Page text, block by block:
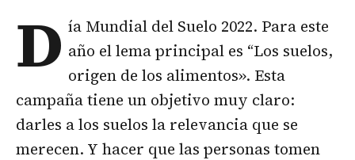
D ía Mundial del Suelo 2022. Para este
año el lema principal es “Los suelos,
origen de los alimentos». Esta
campaña tiene un objetivo muy claro:
darles a los suelos la relevancia que se
merecen. Y hacer que las personas tomen